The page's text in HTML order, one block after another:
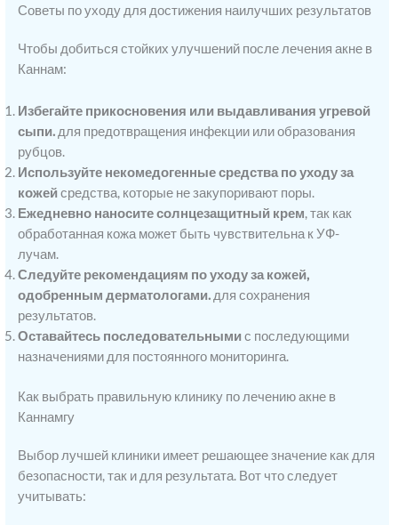
Советы по уходу для достижения наилучших результатов
Чтобы добиться стойких улучшений после лечения акне в
Каннам:
Избегайте прикосновения или выдавливания угревой
сыпи. для предотвращения инфекции или образования
рубцов.
Используйте некомедогенные средства по уходу за
кожей средства, которые не закупоривают поры.
Ежедневно наносите солнцезащитный крем, так как
обработанная кожа может быть чувствительна к УФ-
лучам.
Следуйте рекомендациям по уходу за кожей,
одобренным дерматологами. для сохранения
результатов.
Оставайтесь последовательными с последующими
назначениями для постоянного мониторинга.
Как выбрать правильную клинику по лечению акне в
Каннамгу
Выбор лучшей клиники имеет решающее значение как для
безопасности, так и для результата. Вот что следует
учитывать: